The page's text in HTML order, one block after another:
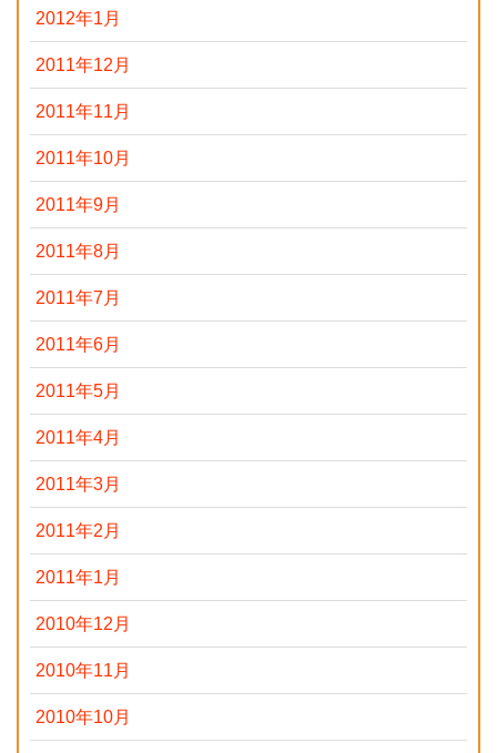
2012年1月
2011年12月
2011年11月
2011年10月
2011年9月
2011年8月
2011年7月
2011年6月
2011年5月
2011年4月
2011年3月
2011年2月
2011年1月
2010年12月
2010年11月
2010年10月